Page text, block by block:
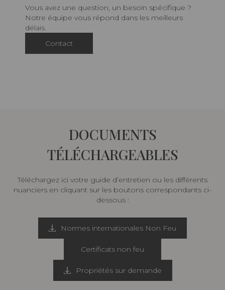
Vous avez une question, un besoin spécifique ?
Notre équipe vous répond dans les meilleurs
délais.
Contact
DOCUMENTS
TÉLÉCHARGEABLES
Téléchargez ici votre guide d’entretien ou les différents
nuanciers en cliquant sur les boutons correspondants ci-
dessous :
Normes internationales Non Feu
Certificats non feu
Propriétés sur demande